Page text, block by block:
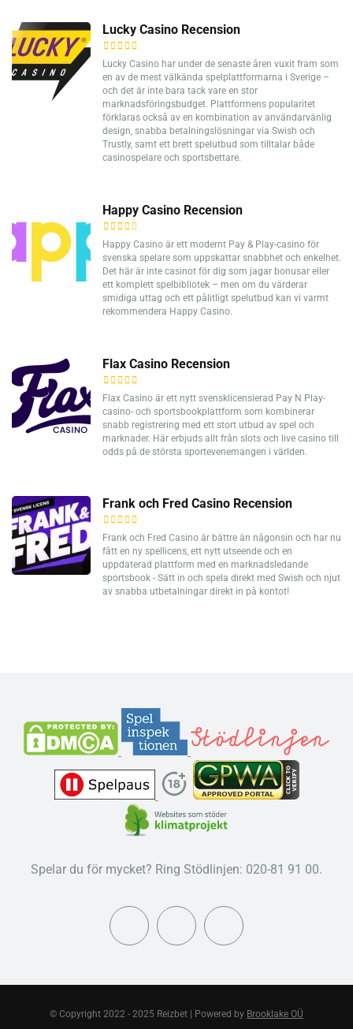
Lucky Casino Recension
Lucky Casino har under de senaste åren vuxit fram som
en av de mest välkända spelplattformarna i Sverige –
och det är inte bara tack vare en stor
marknadsföringsbudget. Plattformens popularitet
förklaras också av en kombination av användarvänlig
design, snabba betalningslösningar via Swish och
Trustly, samt ett brett spelutbud som tilltalar både
casinospelare och sportsbettare.
Happy Casino Recension
Happy Casino är ett modernt Pay & Play-casino för
svenska spelare som uppskattar snabbhet och enkelhet.
Det här är inte casinot för dig som jagar bonusar eller
ett komplett spelbibliotek – men om du värderar
smidiga uttag och ett pålitligt spelutbud kan vi varmt
rekommendera Happy Casino.
Flax Casino Recension
Flax Casino är ett nytt svensklicensierad Pay N Play-
casino- och sportsbookplattform som kombinerar
snabb registrering med ett stort utbud av spel och
marknader. Här erbjuds allt från slots och live casino till
odds på de största sportevenemangen i världen.
Frank och Fred Casino Recension
Frank och Fred Casino är bättre än någonsin och har nu
fått en ny spellicens, ett nytt utseende och en
uppdaterad plattform med en marknadsledande
sportsbook - Sätt in och spela direkt med Swish och njut
av snabba utbetalningar direkt in på kontot!
Spelar du för mycket? Ring Stödlinjen: 020-81 91 00.
© Copyright 2022 - 2025 Reizbet | Powered by Brooklake OÜ